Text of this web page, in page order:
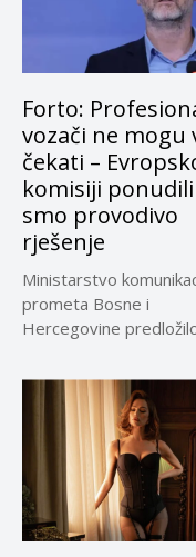
Forto:
vozači ne mogu
čekati –
komisiji ponudili
smo provodivo
rješenje
Ministarstvo
prometa Bosne i
Hercegovine
privremeno...